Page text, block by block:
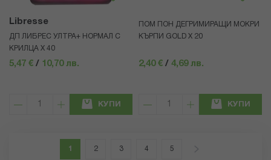
Libresse
ДП ЛИБРЕС УЛТРА+ НОРМАЛ С
КРИЛЦА Х 40
5,47 € / 10,70 лв.
КУПИ
ПОМ ПОН ДЕГРИМИРАЩИ МОКРИ
КЪРПИ GOLD Х 20
2,40 € / 4,69 лв.
КУПИ
В момента четете страница
1 Страница
2 Страница
3 Страница
4 Страница
5